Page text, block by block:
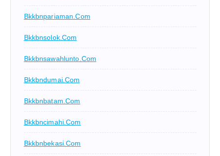
Bkkbnpariaman.com
Bkkbnsolok.com
Bkkbnsawahlunto.com
Bkkbndumai.com
Bkkbnbatam.com
Bkkbncimahi.com
Bkkbnbekasi.com